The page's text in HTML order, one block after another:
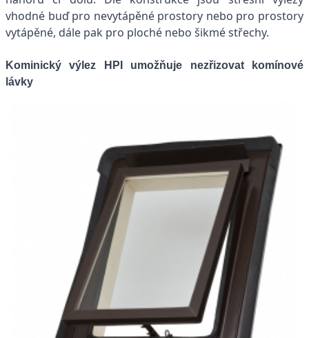
vhodné buď pro nevytápěné prostory nebo pro prostory
vytápěné, dále pak pro ploché nebo šikmé střechy.
Kominický výlez HPI umožňuje nezřizovat komínové
lávky